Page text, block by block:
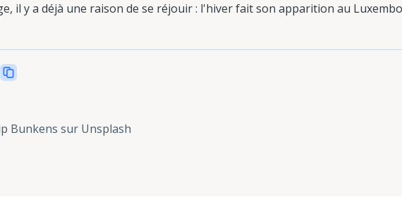
il y a déjà une raison de se réjouir : l'hiver fait son apparition au
Bunkens sur Unsplash